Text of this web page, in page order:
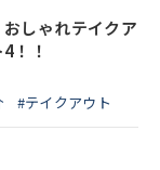
しゃれテイクア
！！
#テイクアウト